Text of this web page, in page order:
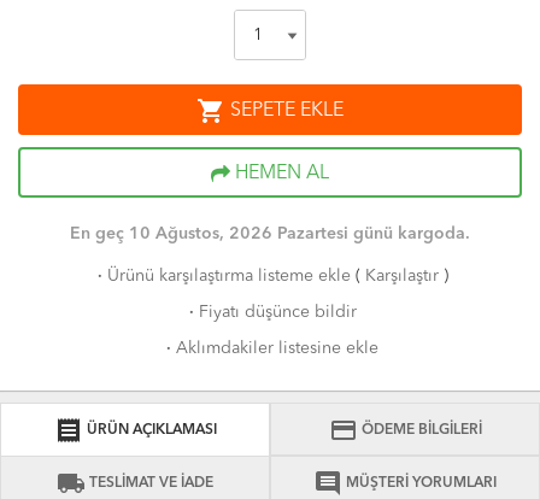
shopping_cart SEPETE EKLE
HEMEN AL
En geç 10 Ağustos, 2026 Pazartesi günü kargoda.
· Ürünü karşılaştırma listeme ekle( Karşılaştır)
· Fiyatı düşünce bildir
· Aklımdakiler listesine ekle
receipt ÜRÜN AÇIKLAMASI credit_card ÖDEME BİLGİLERİ
local_shipping TESLİMAT VE İADE comment MÜŞTERİ YORUMLARI